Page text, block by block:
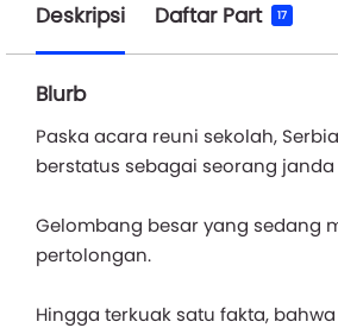
Deskripsi Daftar Part 17
Blurb
Paska acara reuni sekolah,
berstatus sebagai seorang
Gelombang besar yang sedang
pertolongan.
Hingga terkuak satu fakta,